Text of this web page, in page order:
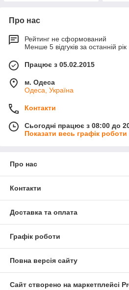
Про нас
Рейтинг не сформований
Менше 5 відгуків за останній рік
Працює з 05.02.2015
м. Одеса
Одеса, Україна
Контакти
Сьогодні працює з 08:00 до
Показати весь графік роботи
Про нас
Контакти
Доставка та оплата
Графік роботи
Повна версія сайту
Сайт створено на маркетплейсі